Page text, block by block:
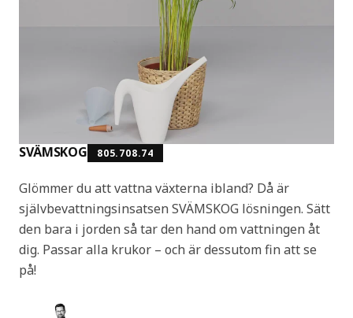
SVÄMSKOG 805.708.74
Glömmer du att vattna växterna ibland? Då är
självbevattningsinsatsen SVÄMSKOG lösningen. Sätt
den bara i jorden så tar den hand om vattningen åt
dig. Passar alla krukor – och är dessutom fin att se
på!